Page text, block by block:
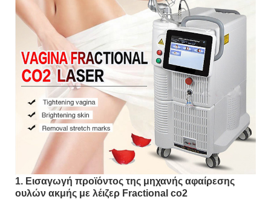
1. Εισαγωγή προϊόντος της μηχανής αφαίρεσης
ουλών ακμής με λέιζερ Fractional co2